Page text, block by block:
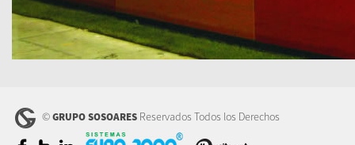
©GRUPO SOSOARES Reservados Todos los Derechos